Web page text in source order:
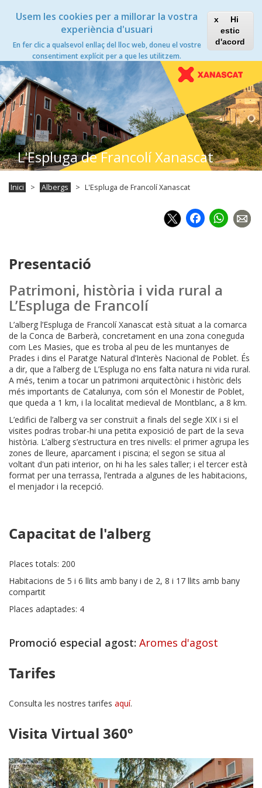
Usem les cookies per a millorar la vostra
experiència d'usuari
En fer clic a qualsevol enllaç del lloc web, doneu el vostre
consentiment explícit per a que les utilitzem.
Hi
estic
d'acord
Toggle
Xanascat
Toggle
navigation
L'Espluga de Francolí Xanascat
Inici Albergs L'Espluga de Francolí Xanascat
Presentació
Patrimoni, història i vida rural a
L’Espluga de Francolí
L’alberg l’Espluga de Francolí Xanascat està situat a la comarca
de la Conca de Barberà, concretament en una zona coneguda
com Les Masies, que es troba al peu de les muntanyes de
Prades i dins el Paratge Natural d’Interès Nacional de Poblet. És
a dir, que a l’alberg de L’Espluga no ens falta natura ni vida rural.
A més, tenim a tocar un patrimoni arquitectònic i històric dels
més importants de Catalunya, com són el Monestir de Poblet,
que queda a 1 km, i la localitat medieval de Montblanc, a 8 km.
L’edifici de l’alberg va ser construït a finals del segle XIX i si el
visites podras trobar-hi una petita exposició de part de la seva
història. L’alberg s’estructura en tres nivells: el primer agrupa les
zones de lleure, aparcament i piscina; el segon se situa al
voltant d'un pati interior, on hi ha les sales taller; i el tercer està
format per una terrassa, l’entrada a algunes de les habitacions,
el menjador i la recepció.
Capacitat de l'alberg
Places totals: 200
Habitacions de 5 i 6 llits amb bany i de 2, 8 i 17 llits amb bany
compartit
Places adaptades: 4
Promoció especial agost: Aromes d'agost
Tarifes
Consulta les nostres tarifes aquí.
Visita Virtual 360º